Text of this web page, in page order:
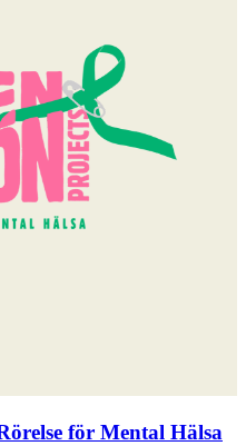
för Mental Hälsa